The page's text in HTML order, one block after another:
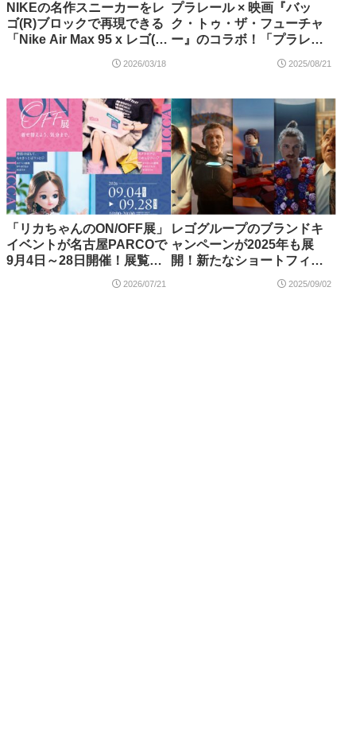
NIKEの名作スニーカーをレ
ゴ(R)ブロックで再現できる
「Nike Air Max 95 x レゴ(R)
【3月19日予約開始・3月28
2026/03/18
プラレール × 映画『バッ
ク・トゥ・ザ・フューチャ
ー』のコラボ！「プラレー
ーチャー PART3 蒸気機関車
年10月新登場！
2025/08/21
「リカちゃんのON/OFF展」
イベントが名古屋PARCOで
9月4日～28日開催！展覧会
オリジナルのリカちゃん付
2026/07/21
レゴグループのブランドキ
ャンペーンが2025年も展
開！新たなショートフィル
ム「Never Stop Playing」
が9月2日より公開！
2025/09/02